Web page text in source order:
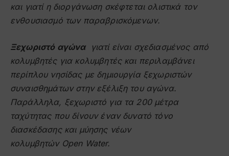
και γιατί η διοργάνωση σκέφτεται ολιστικά τον
ενθουσιασμό των παραβρισκόμενων.
Ξεχωριστό αγώναγιατί είναι σχεδιασμένος από
κολυμβητές για κολυμβητές και περιλαμβάνει
περίπλου νησίδας με δημιουργία ξεχωριστών
συναισθημάτων στην εξέλιξη του αγώνα.
Παράλληλα, ξεχωριστό για τα 200 μέτρα
ταχύτητας που δίνουν έναν δυνατό τόνο
διασκέδασης και μύησης νέων
κολυμβητών Open Water.